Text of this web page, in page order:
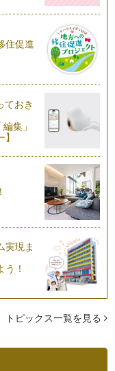
た簡単なクラフト作
くすくと伸びていま
のハーブ苗が店頭に
！
っていく植物たち。
ケア
切る
会も多く、…
住促進
ておき
集」
実現ま
！
トピックス一覧を見る